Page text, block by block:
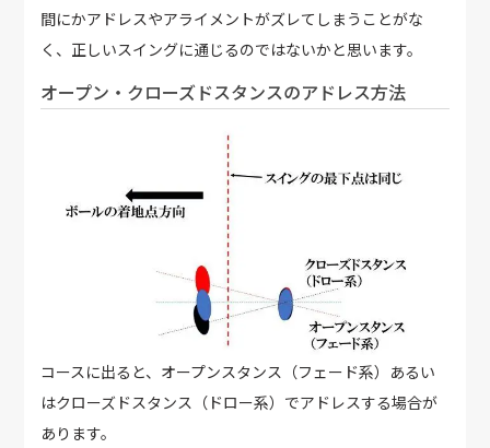
間にかアドレスやアライメントがズレてしまうことがな
く、正しいスイングに通じるのではないかと思います。
オープン・クローズドスタンスのアドレス方法
コースに出ると、オープンスタンス（フェード系）あるい
はクローズドスタンス（ドロー系）でアドレスする場合が
あります。